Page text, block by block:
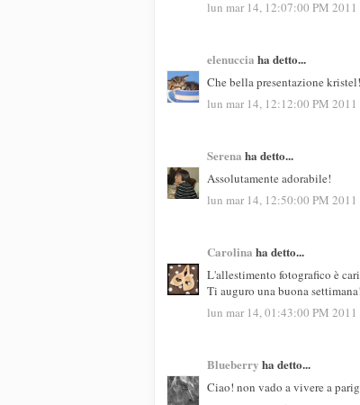
lun mar 14, 12:07:00 PM 2011
elenuccia ha detto...
Che bella presentazione
lun mar 14, 12:12:00 PM 2011
Serena ha detto...
Assolutamente adorabile!
lun mar 14, 12:50:00 PM 2011
Carolina ha detto...
L'allestimento fotografico è
Ti auguro una buona settimana!
lun mar 14, 01:43:00 PM 2011
Blueberry ha detto...
Ciao! non vado a vivere a